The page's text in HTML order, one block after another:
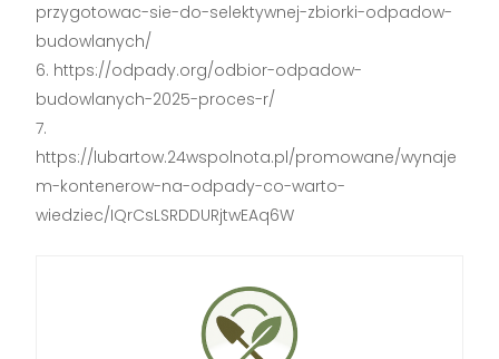
przygotowac-sie-do-selektywnej-zbiorki-odpadow-
budowlanych/
https://odpady.org/odbior-odpadow-
budowlanych-2025-proces-r/
https://lubartow.24wspolnota.pl/promowane/wynaje
m-kontenerow-na-odpady-co-warto-
wiedziec/IQrCsLSRDDURjtwEAq6W